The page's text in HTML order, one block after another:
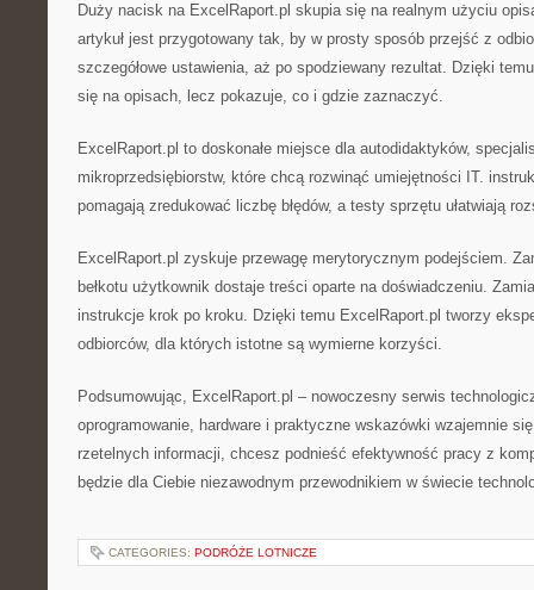
Duży nacisk na ExcelRaport.pl skupia się na realnym użyciu
artykuł jest przygotowany tak, by w prosty sposób przejść z
szczegółowe ustawienia, aż po spodziewany rezultat. Dzięki
się na opisach, lecz pokazuje, co i gdzie zaznaczyć.
ExcelRaport.pl to doskonałe miejsce dla autodidaktyków,
mikroprzedsiębiorstw, które chcą rozwinąć umiejętności IT.
pomagają zredukować liczbę błędów, a testy sprzętu ułatwiają
ExcelRaport.pl zyskuje przewagę merytorycznym podejściem.
bełkotu użytkownik dostaje treści oparte na doświadczeniu.
instrukcje krok po kroku. Dzięki temu ExcelRaport.pl tworzy
odbiorców, dla których istotne są wymierne korzyści.
Podsumowując, ExcelRaport.pl – nowoczesny serwis
oprogramowanie, hardware i praktyczne wskazówki wzajemnie
rzetelnych informacji, chcesz podnieść efektywność pracy z
będzie dla Ciebie niezawodnym przewodnikiem w świecie
CATEGORIES: PODRÓŻE LOTNICZE